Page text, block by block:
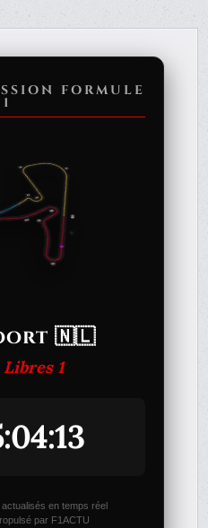
FORMULE
1
🇳🇱
Libres 1
en temps réel
par F1ACTU